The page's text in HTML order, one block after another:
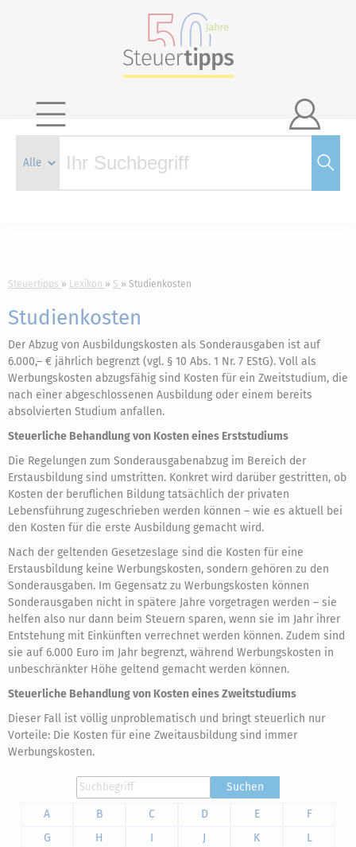

Steuertipps Lexikon S Studienkosten
Studienkosten
Der Abzug von Ausbildungskosten als Sonderausgaben ist auf
6.000,– € jährlich begrenzt (vgl. § 10 Abs. 1 Nr. 7 EStG). Voll als
Werbungskosten abzugsfähig sind Kosten für ein Zweitstudium, die
nach einer abgeschlossenen Ausbildung oder einem bereits
absolvierten Studium anfallen.
Steuerliche Behandlung von Kosten eines Erststudiums
Die Regelungen zum Sonderausgabenabzug im Bereich der
Erstausbildung sind umstritten. Konkret wird darüber gestritten, ob
Kosten der beruflichen Bildung tatsächlich der privaten
Lebensführung zugeschrieben werden können – wie es aktuell bei
den Kosten für die erste Ausbildung gemacht wird.
Nach der geltenden Gesetzeslage sind die Kosten für eine
Erstausbildung keine Werbungskosten, sondern gehören zu den
Sonderausgaben. Im Gegensatz zu Werbungskosten können
Sonderausgaben nicht in spätere Jahre vorgetragen werden – sie
helfen also nur dann beim Steuern sparen, wenn sie im Jahr ihrer
Entstehung mit Einkünften verrechnet werden können. Zudem sind
sie auf 6.000 Euro im Jahr begrenzt, während Werbungskosten in
unbeschränkter Höhe geltend gemacht werden können.
Steuerliche Behandlung von Kosten eines Zweitstudiums
Dieser Fall ist völlig unproblematisch und bringt steuerlich nur
Vorteile: Die Kosten für eine Zweitausbildung sind immer
Werbungskosten.
Suchen
A
B C D E
F
G
H I J K
L